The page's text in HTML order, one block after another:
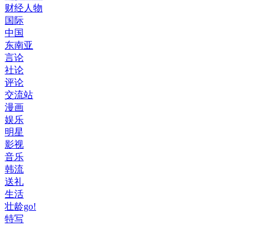
财经人物
国际
中国
东南亚
言论
社论
评论
交流站
漫画
娱乐
明星
影视
音乐
韩流
送礼
生活
壮龄go!
特写